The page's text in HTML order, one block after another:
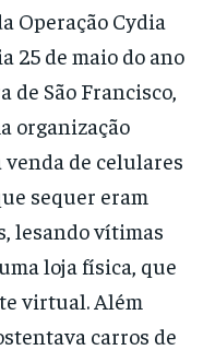
Operação Cydia
25 de maio do ano
de São Francisco,
organização
de celulares
sequer eram
lesando vítimas
loja física, que
virtual. Além
carros de